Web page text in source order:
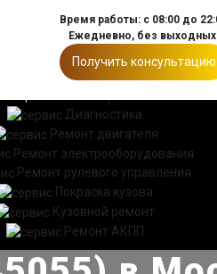
Время работы: с 08:00 до
Ежедневно, без
Получить консультацию
Диагностика
Ремонт двигателя
Ремонт электрооборудования
Ремонт рулевого управления
Покраска кузова
Кузовной ремонт
Ремонт АКПП